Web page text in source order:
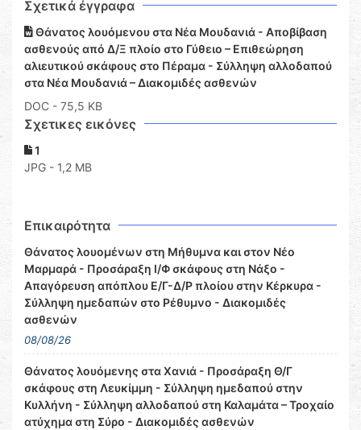
Σχετικά έγγραφα
Θάνατος λουόμενου στα Νέα Μουδανιά - Αποβίβαση
ασθενούς από Δ/Ξ πλοίο στο Γύθειο – Επιθεώρηση
αλιευτικού σκάφους στο Πέραμα - Σύλληψη αλλοδαπού
στα Νέα Μουδανιά – Διακομιδές ασθενών
DOC - 75,5 KB
Σχετικες εικόνες
1
JPG - 1,2 MB
Επικαιρότητα
Θάνατος λουομένων στη Μήθυμνα και στον Νέο
Μαρμαρά - Προσάραξη Ι/Φ σκάφους στη Νάξο -
Απαγόρευση απόπλου Ε/Γ-Δ/Ρ πλοίου στην Κέρκυρα -
Σύλληψη ημεδαπών στο Ρέθυμνο - Διακομιδές
ασθενών
08/08/26
Θάνατος λουόμενης στα Χανιά - Προσάραξη Θ/Γ
σκάφους στη Λευκίμμη - Σύλληψη ημεδαπού στην
Κυλλήνη - Σύλληψη αλλοδαπού στη Καλαμάτα – Τροχαίο
ατύχημα στη Σύρο - Διακομιδές ασθενών